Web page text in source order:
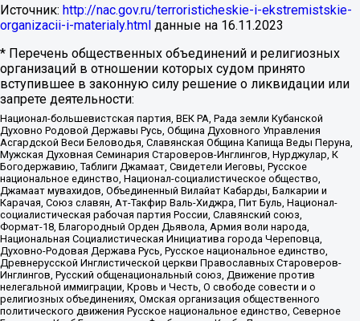
Источник: http://nac.gov.ru/terroristicheskie-i-ekstremistskie-
organizacii-i-materialy.html данные на 16.11.2023
* Перечень общественных объединений и религиозных
организаций в отношении которых судом принято
вступившее в законную силу решение о ликвидации или
запрете деятельности:
Национал-большевистская партия, ВЕК РА, Рада земли Кубанской
Духовно Родовой Державы Русь, Община Духовного Управления
Асгардской Веси Беловодья, Славянская Община Капища Веды Перуна,
Мужская Духовная Семинария Староверов-Инглингов, Нурджулар, К
Богодержавию, Таблиги Джамаат, Свидетели Иеговы, Русское
национальное единство, Национал-социалистическое общество,
Джамаат мувахидов, Объединенный Вилайат Кабарды, Балкарии и
Карачая, Союз славян, Ат-Такфир Валь-Хиджра, Пит Буль, Национал-
социалистическая рабочая партия России, Славянский союз,
Формат-18, Благородный Орден Дьявола, Армия воли народа,
Национальная Социалистическая Инициатива города Череповца,
Духовно-Родовая Держава Русь, Русское национальное единство,
Древнерусской Инглистической церкви Православных Староверов-
Инглингов, Русский общенациональный союз, Движение против
нелегальной иммиграции, Кровь и Честь, О свободе совести и о
религиозных объединениях, Омская организация общественного
политического движения Русское национальное единство, Северное